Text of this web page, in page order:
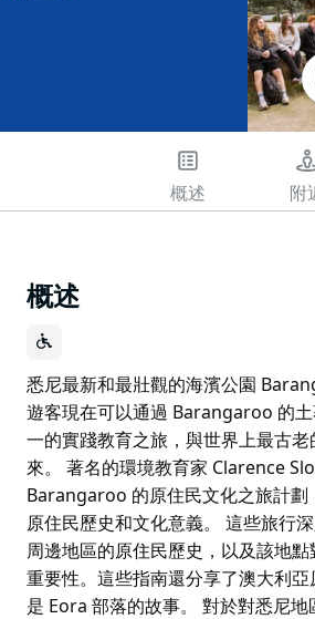
概述 附
概述
悉尼最新和最壯觀的海濱公園
遊客現在可以通過 Barangaroo 的
一的實踐教育之旅，與世界上最古
來。 著名的環境教育家 Clarence
Barangaroo 的原住民文化之旅計劃
原住民歷史和文化意義。 這些旅行
周邊地區的原住民歷史，以及該地
重要性。這些指南還分享了澳大利
是 Eora 部落的故事。 對於對悉尼